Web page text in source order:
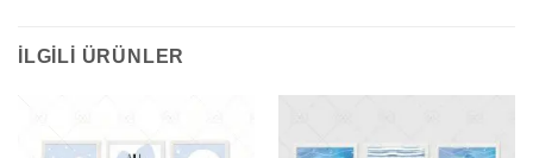
İLGILI ÜRÜNLER